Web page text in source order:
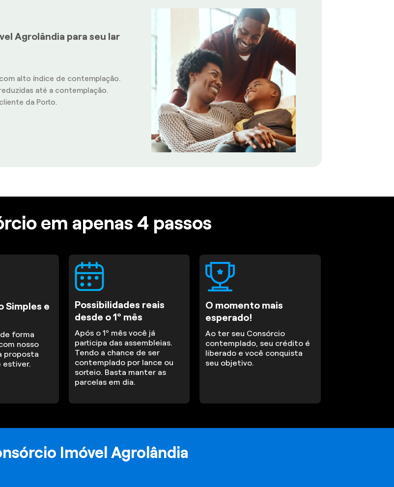
Agrolândia para seu lar
alto índice de contemplação.
até a contemplação.
da Porto.
em apenas 4 passos
Simples e
forma
nosso
proposta
estiver.
Possibilidades reais
desde o 1º mês
Após o 1º mês você já
participa das assembleias.
Tendo a chance de ser
contemplado por lance ou
sorteio. Basta manter as
parcelas em dia.
O momento mais
esperado!
Ao ter seu Consórcio
contemplado, seu crédito é
liberado e você conquista
seu objetivo.
Imóvel Agrolândia